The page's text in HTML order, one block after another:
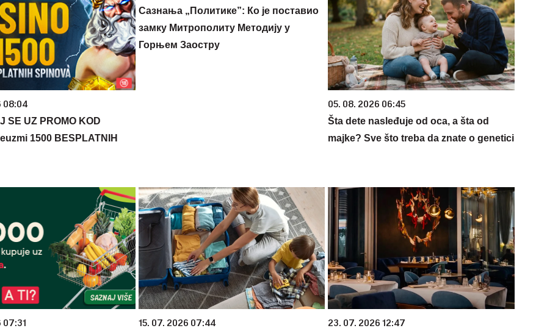
08:04
SE UZ PROMO KOD
1500 BESPLATNIH
Сазнања „Политике”: Ко је поставио
замку Митрополиту Методију у
Горњем Заостру
05. 08. 2026 06:45
Šta dete nasleđuje od oca, a šta od
majke? Sve što treba da znate o genetici
07:31 15. 07. 2026 07:44 23. 07. 2026 12:47